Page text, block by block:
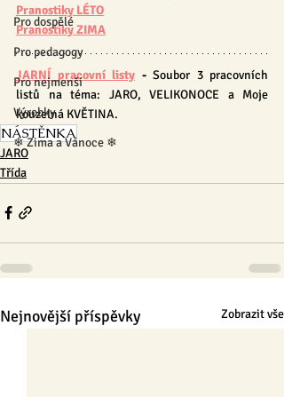
Pro dospělé
Pro pedagogy
Pro nejmenší
Výrobky
❄ Zima a Vánoce ❄
Pranostiky LÉTO
Pranostiky ZIMA
JARNÍ pracovní listy - Soubor 3 pracovních
listů na téma: JARO, VELIKONOCE a Moje
kouzelná KVĚTINA.
NÁSTĚNKA
JARO
Třída
Nejnovější příspěvky Zobrazit vše